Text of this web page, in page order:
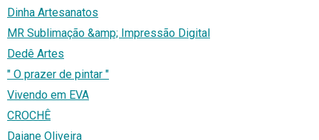
Dinha Artesanatos
MR Sublimação &amp; Impressão Digital
Dedê Artes
" O prazer de pintar "
Vivendo em EVA
CROCHÊ
Daiane Oliveira